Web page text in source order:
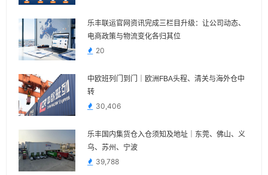
乐丰联运官网资讯完成三栏目升级：让公司动态、
电商政策与物流变化各归其位
20
中欧班列门到门｜欧洲FBA头程、清关与海外仓中
转
30,406
乐丰国内集货仓入仓须知及地址｜东莞、佛山、义
乌、苏州、宁波
39,788